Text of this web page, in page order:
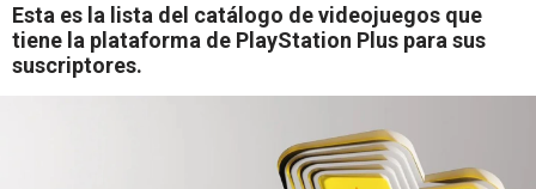
Esta es la lista del catálogo de videojuegos que
tiene la plataforma de PlayStation Plus para sus
suscriptores.